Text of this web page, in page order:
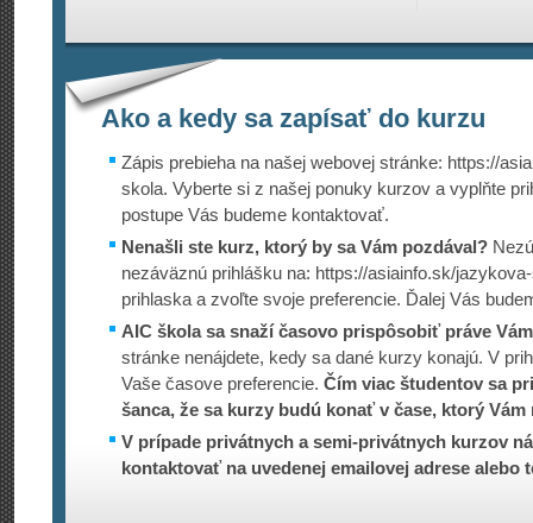
Ako a kedy sa zapísať do kurzu
Zápis prebieha na našej webovej stránke: https://
skola. Vyberte si z našej ponuky kurzov a vyplňte
postupe Vás budeme kontaktovať.
Nenašli ste kurz, ktorý by sa Vám pozdával?
nezáväznú prihlášku na: https://asiain­fo.sk/
prihlaska a zvoľte svoje preferencie. Ďalej Vás
AIC škola sa snaží časovo prispôsobiť práve Vám
stránke nenájdete, kedy sa dané kurzy konajú. V
Vaše časove preferencie. Čím viac študentov sa
šanca, že sa kurzy budú konať v čase, ktorý Vám
V prípade privátnych a semi-privátnych kurzov
kontaktovať na uvedenej emailovej adrese alebo